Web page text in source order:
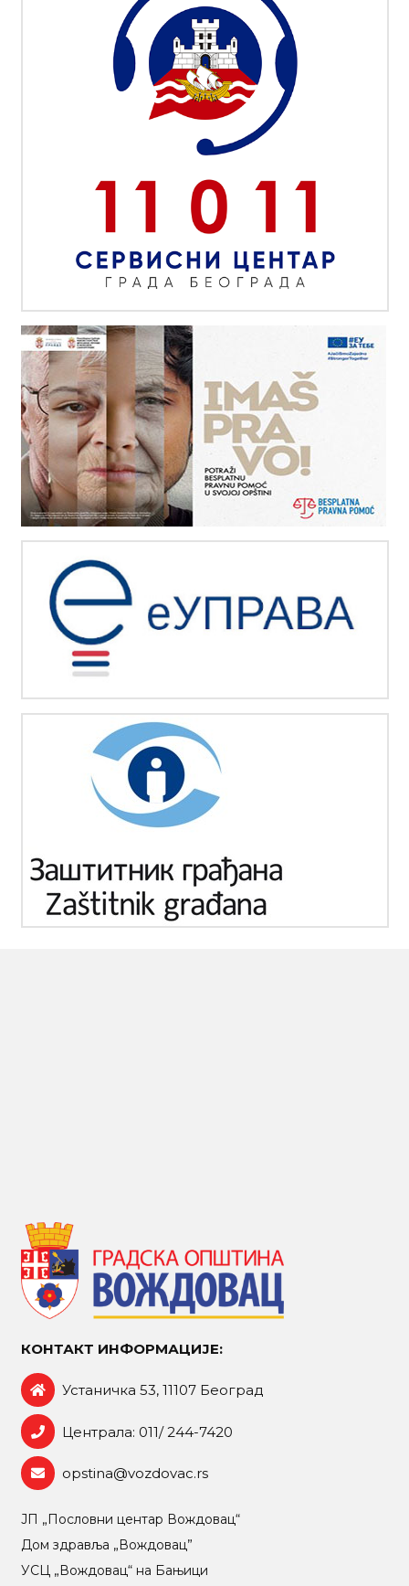
КОНТАКТ ИНФОРМАЦИЈЕ:
Устаничка 53, 11107 Београд
Централа: 011/ 244-7420
opstina@vozdovac.rs
ЈП „Пословни центар Вождовац“
Дом здравља „Вождовац”
УСЦ „Вождовац“ на Бањици